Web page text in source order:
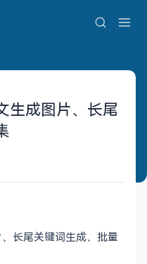
生成图片、长尾
长尾关键词生成、批量